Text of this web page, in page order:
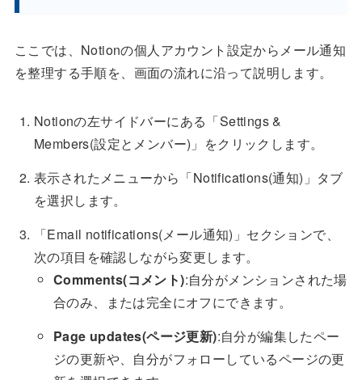
ここでは、Notionの個人アカウント設定からメール通知
を整理する手順を、画面の流れに沿って説明します。
Notionの左サイドバーにある「Settings &
Members(設定とメンバー)」をクリックします。
表示されたメニューから「Notifications(通知)」タブ
を選択します。
「Email notifications(メール通知)」セクションで、
次の項目を確認しながら変更します。
Comments(コメント):自分がメンションされた場
合のみ、または完全にオフにできます。
Page updates(ページ更新):自分が編集したペー
ジの更新や、自分がフォローしているページの更